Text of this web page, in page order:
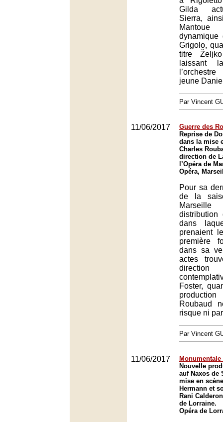
Gilda
Sierra,
Mantoue
dynamique
Grigolo,
titre
laissant
jeune
Par Vincent
11/06/2017
Guerre des
Reprise de
dans la mise
Charles
direction de
l’Opéra de
Opéra,
Pour sa
de la
dans
prenaient
première
dans sa
actes
Foster,
Roubaud
risque ni
Par Vincent
11/06/2017
Monumentale
Nouvelle
auf Naxos de
mise en
Hermann et
Rani
de Lorraine.
Opéra de